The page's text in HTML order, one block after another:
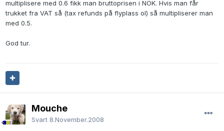
multiplisere med 0.6 fikk man bruttoprisen i NOK. Hvis man får
trukket fra VAT så (tax refunds på flyplass ol) så multipliserer man
med 0.5.
God tur.
Mouche
Svart 8.November.2008